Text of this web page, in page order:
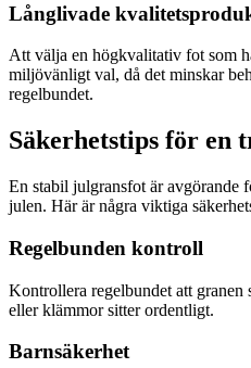
Långlivade
Att välja en högkvalitativ fot som
miljövänligt val, då det minskar
regelbundet.
Säkerhetstips för en
En stabil julgransfot är avgörande
julen. Här är några viktiga
Regelbunden kontroll
Kontrollera regelbundet att
eller klämmor sitter ordentligt.
Barnsäkerhet